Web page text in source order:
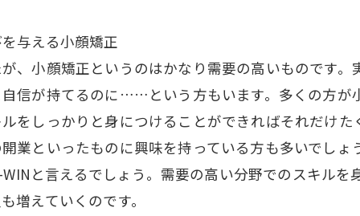
与える小顔矯正
、小顔矯正というのはかなり需要の高いものです
信が持てるのに……という方もいます。多くの方
をしっかりと身につけることができればそれだけた
業といったものに興味を持っている方も多いでし
と言えるでしょう。需要の高い分野でのスキル
増えていくのです。